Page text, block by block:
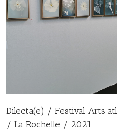
Dilecta(e) / Festival Arts
/ La Rochelle / 2021